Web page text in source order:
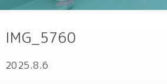
IMG_5760
2025.8.6